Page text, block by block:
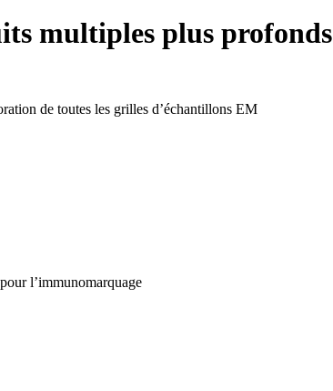
multiples plus profonds
de toutes les grilles d’échantillons EM
l’immunomarquage